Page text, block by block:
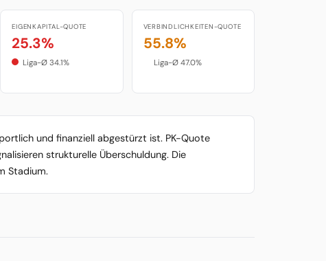
EIGENKAPITAL-QUOTE
25.3%
Liga-Ø 34.1%
VERBINDLICHKEITEN-QUOTE
55.8%
Liga-Ø 47.0%
und finanziell abgestürzt ist. PK-Quote
strukturelle Überschuldung. Die
Stadium.